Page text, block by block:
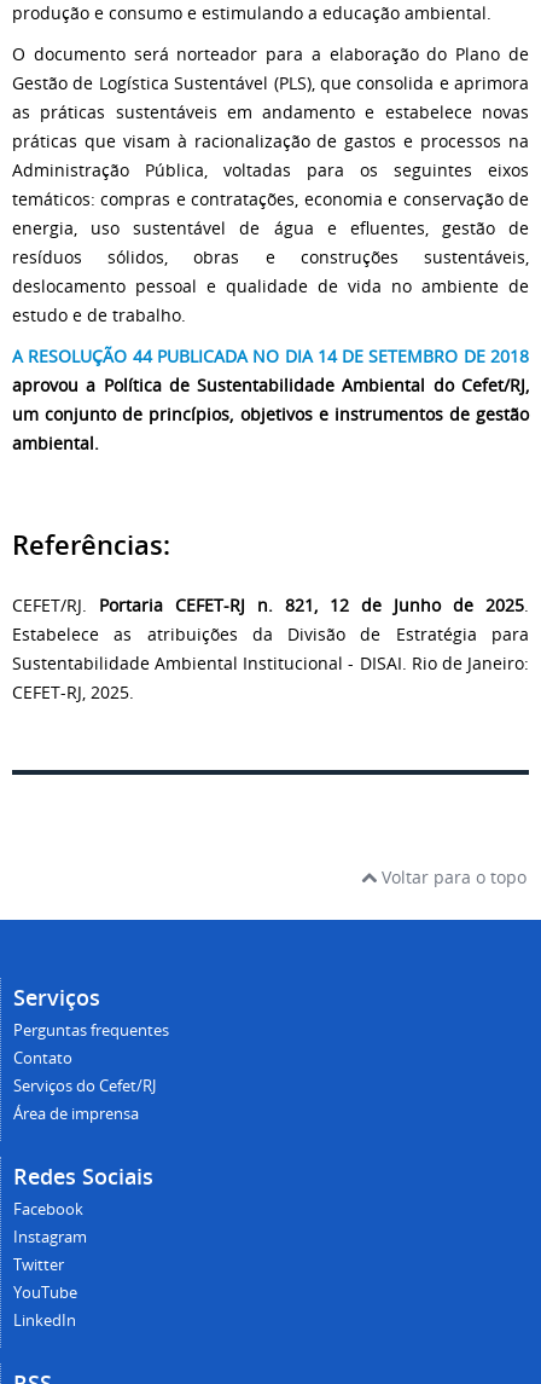
produção e consumo e estimulando a educação ambiental.
O documento será norteador para a elaboração do Plano de
Gestão de Logística Sustentável (PLS), que consolida e aprimora
as práticas sustentáveis em andamento e estabelece novas
práticas que visam à racionalização de gastos e processos na
Administração Pública, voltadas para os seguintes eixos
temáticos: compras e contratações, economia e conservação de
energia, uso sustentável de água e efluentes, gestão de
resíduos sólidos, obras e construções sustentáveis,
deslocamento pessoal e qualidade de vida no ambiente de
estudo e de trabalho.
A RESOLUÇÃO 44 PUBLICADA NO DIA 14 DE SETEMBRO DE 2018
aprovou a Política de Sustentabilidade Ambiental do Cefet/RJ,
um conjunto de princípios, objetivos e instrumentos de gestão
ambiental.
Referências:
CEFET/RJ. Portaria CEFET-RJ n. 821, 12 de Junho de 2025.
Estabelece as atribuições da Divisão de Estratégia para
Sustentabilidade Ambiental Institucional - DISAI. Rio de Janeiro:
CEFET-RJ, 2025.
Voltar para o topo
Serviços
Perguntas frequentes
Contato
Serviços do Cefet/RJ
Área de imprensa
Redes Sociais
Facebook
Instagram
Twitter
YouTube
LinkedIn